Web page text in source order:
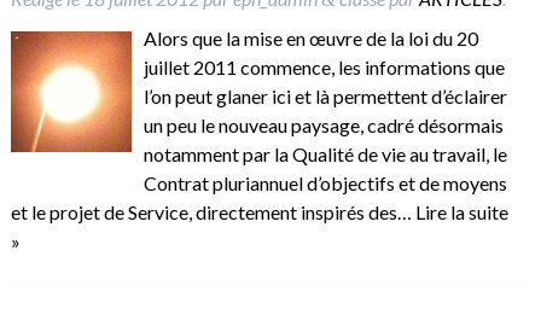
Alors que la mise en œuvre de la loi du 20
juillet 2011 commence, les informations que
l’on peut glaner ici et là permettent d’éclairer
un peu le nouveau paysage, cadré désormais
notamment par la Qualité de vie au travail, le
Contrat pluriannuel d’objectifs et de moyens
et le projet de Service, directement inspirés des… Lire la suite
»